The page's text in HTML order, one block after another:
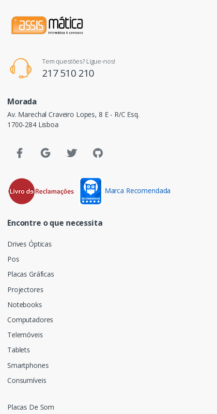
Tem questões? Ligue-nos!
217 510 210
Morada
Av. Marechal Craveiro Lopes, 8 E - R/C Esq.
1700-284 Lisboa
Marca Recomendada
Encontre o que necessita
Drives Ópticas
Pos
Placas Gráficas
Projectores
Notebooks
Computadores
Telemóveis
Tablets
Smartphones
Consumíveis
Placas De Som